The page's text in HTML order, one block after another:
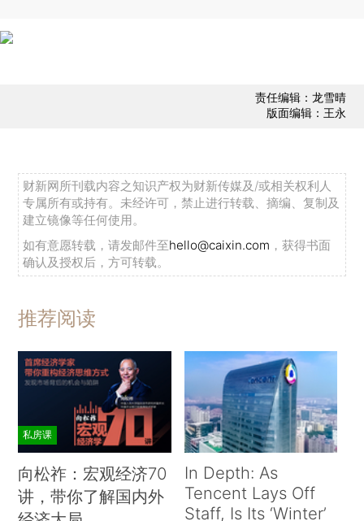
责任编辑：龙雪晴
版面编辑：王永
财新网所刊载内容之知识产权为财新传媒及/或相关权利人
专属所有或持有。未经许可，禁止进行转载、摘编、复制及
建立镜像等任何使用。
如有意愿转载，请发邮件至hello@caixin.com ，获得书面
确认及授权后，方可转载。
推荐阅读
私房课
向松祚：宏观经济70
讲，带你了解国内外
In Depth: As
Tencent Lays Off
Staff, Is Its ‘Winter’